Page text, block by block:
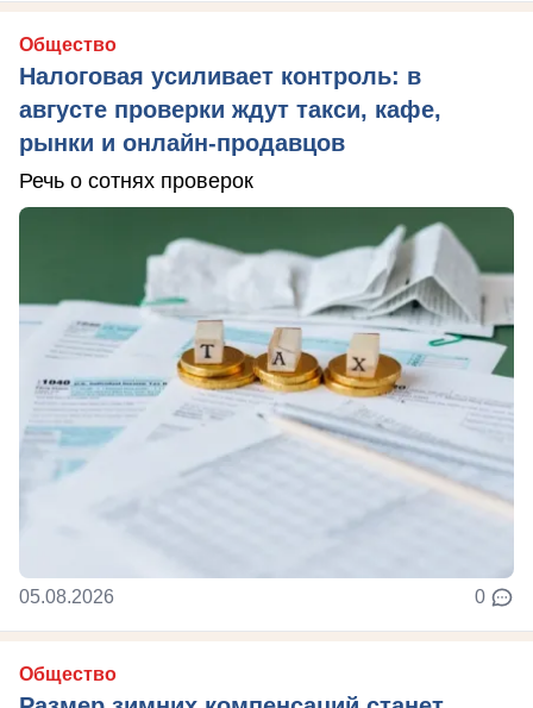
Общество
Налоговая усиливает контроль: в
августе проверки ждут такси, кафе,
рынки и онлайн-продавцов
Речь о сотнях проверок
05.08.2026 0
Общество